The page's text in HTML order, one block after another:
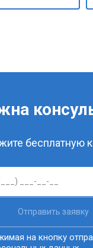
бесплатную
Отправить заявку
на кнопку